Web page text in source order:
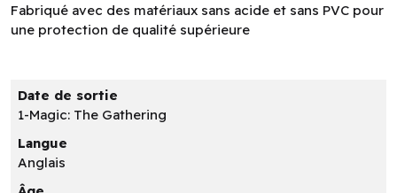
Fabriqué avec des matériaux sans acide et sans PVC pour
une protection de qualité supérieure
Date de sortie
1-Magic: The Gathering
Langue
Anglais